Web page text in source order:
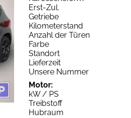
Erst-Zul.
Getriebe
Kilometerstand
Anzahl der Türen
Farbe
Standort
Lieferzeit
Unsere Nummer
Motor:
kW / PS
Treibstoff
Hubraum